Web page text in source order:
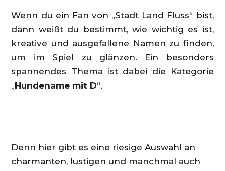
Wenn du ein Fan von „Stadt Land Fluss“ bist,
dann weißt du bestimmt, wie wichtig es ist,
kreative und ausgefallene Namen zu finden,
um im Spiel zu glänzen. Ein besonders
spannendes Thema ist dabei die Kategorie
„Hundename mit D“.
Denn hier gibt es eine riesige Auswahl an
charmanten, lustigen und manchmal auch